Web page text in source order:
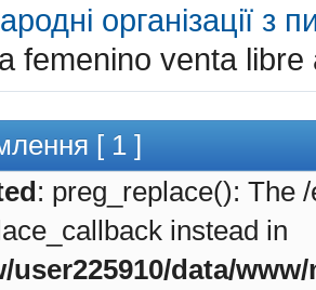
організації з
femenino venta libre
[ 1 ]
: preg_replace(): The
instead in
user225910/data/